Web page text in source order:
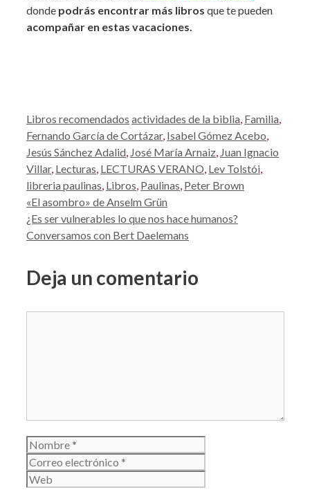
donde podrás encontrar más libros que te pueden
acompañar en estas vacaciones.
Categorías
Libros recomendados Etiquetas
actividades de la biblia, Familia,
Fernando García de Cortázar, Isabel Gómez Acebo,
Jesús Sánchez Adalid, José María Arnaiz, Juan Ignacio
Villar, Lecturas, LECTURAS VERANO, Lev Tolstói,
libreria paulinas, Libros, Paulinas, Peter Brown
«El asombro» de Anselm Grün
¿Es ser vulnerables lo que nos hace humanos?
Conversamos con Bert Daelemans
Deja un comentario
Nombre